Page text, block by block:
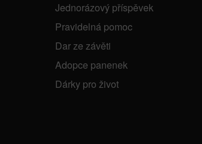
Jednorázový příspěvek
Pravidelná pomoc
Dar ze závěti
Adopce panenek
Dárky pro život